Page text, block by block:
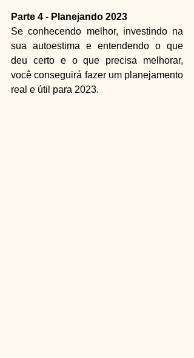
Parte 4 - Planejando 2023
Se conhecendo melhor, investindo na
sua autoestima e entendendo o que
deu certo e o que precisa melhorar,
você conseguirá fazer um planejamento
real e útil para 2023.